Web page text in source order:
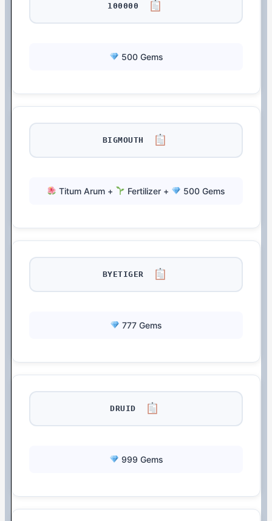
100000
500 Gems
BIGMOUTH
Titum Arum + Fertilizer + 500 Gems
BYETIGER
777 Gems
DRUID
999 Gems